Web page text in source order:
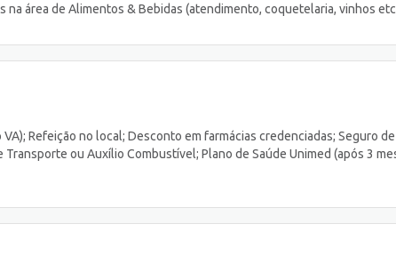
na área de Alimentos & Bebidas (atendimento, coquetelaria, vinhos
Refeição no local; Desconto em farmácias credenciadas; Seguro de
Transporte ou Auxílio Combustível; Plano de Saúde Unimed (após 3